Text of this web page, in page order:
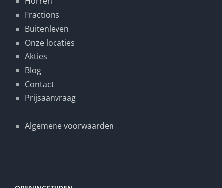
Fractions
Buitenleven
Onze locaties
Akties
Blog
Contact
Prijsaanvraag
Algemene voorwaarden